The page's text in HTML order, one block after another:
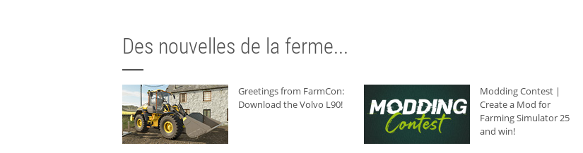
Des nouvelles de la ferme...
Greetings from FarmCon:
Download the Volvo L90!
Modding Contest |
Create a Mod for
Farming Simulator 25
and win!